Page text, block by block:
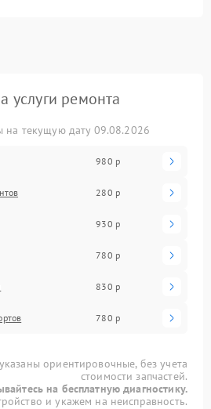
услуги ремонта
на текущую дату 09.08.2026
980 р
280 р
930 р
780 р
830 р
780 р
ориентировочные, без учета
стоимости запчастей.
на бесплатную диагностику.
и укажем на неисправность.